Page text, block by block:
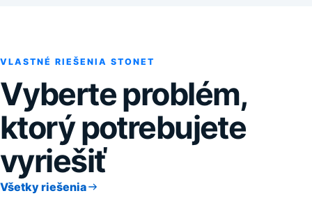
VLASTNÉ RIEŠENIA STONET
Vyberte problém,
ktorý potrebujete
vyriešiť
Všetky riešenia